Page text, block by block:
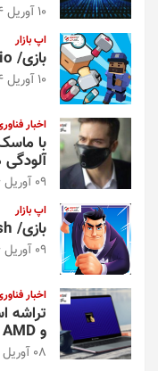
10 آوریل 2024
اپ بازار
بازی/ Hide.io؛ از چشم بقیه پنهان شوید
10 آوریل 2024
اخبار
با
آلودگی
09 آوریل 2024
اپ بازار
بازی/ Agent Dash؛ سکه‌ها را جمع کنید
09 آوریل 2024
اخبار
و AMD را شکست داد
08 آوریل 2024